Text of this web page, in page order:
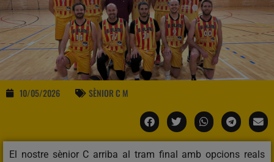
10/05/2026 SÈNIOR C M
El nostre sènior C arriba al tram final amb opcions reals